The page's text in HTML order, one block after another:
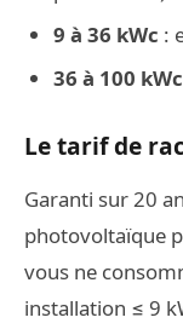
9 à 36 kWc :
36 à 100 kWc
Le tarif de
Garanti sur 20
photovoltaïque
vous ne
installation ≤ 9